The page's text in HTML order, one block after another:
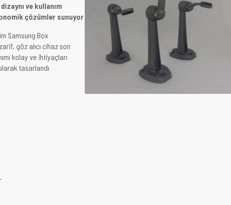
ve kullanım
çözümler sunuyor
Samsung Box
göz alıcı cihaz son
kolay ve ihtiyaçları
tasarlandı